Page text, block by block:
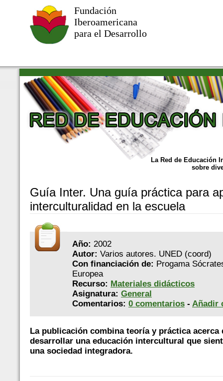
Fundación
Iberoamericana
para el Desarrollo
La Red de Educación
sobre
Guía Inter. Una guía práctica para
interculturalidad en la escuela
Año: 2002
Autor: Varios autores. UNED (coord)
Con financiación de: Progama
Europea
Recurso: Materiales didácticos
Asignatura: General
Comentarios: 0 comentarios - Añadir
La publicación combina teoría y práctica acerca
desarrollar una educación intercultural que
una sociedad integradora.